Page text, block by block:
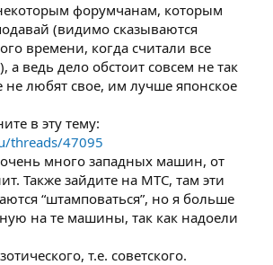
форумчанам, которым
(видимо сказываются
времени, когда считали все
а ведь дело обстоит совсем не так
любят свое, им лучше японское
в эту тему:
threads/47095
много западных машин, от
Также зайдите на МТС, там эти
“штамповаться”, но я больше
на те машины, так как надоели
т.е. советского.